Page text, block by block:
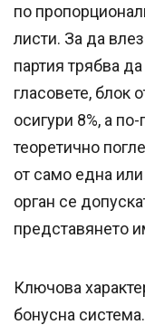
по
листи. За да
партия трябва
гласовете, блок
осигури 8%, а
теоретично
от само една
орган се
представянето
Ключова
бонусна